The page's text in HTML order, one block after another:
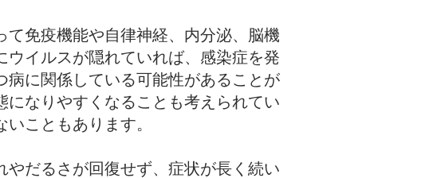
免疫機能や自律神経、内分泌、脳機
イルスが隠れていれば、感染症を発
に関係している可能性があることが
なりやすくなることも考えられてい
こともあります。
だるさが回復せず、症状が長く続い